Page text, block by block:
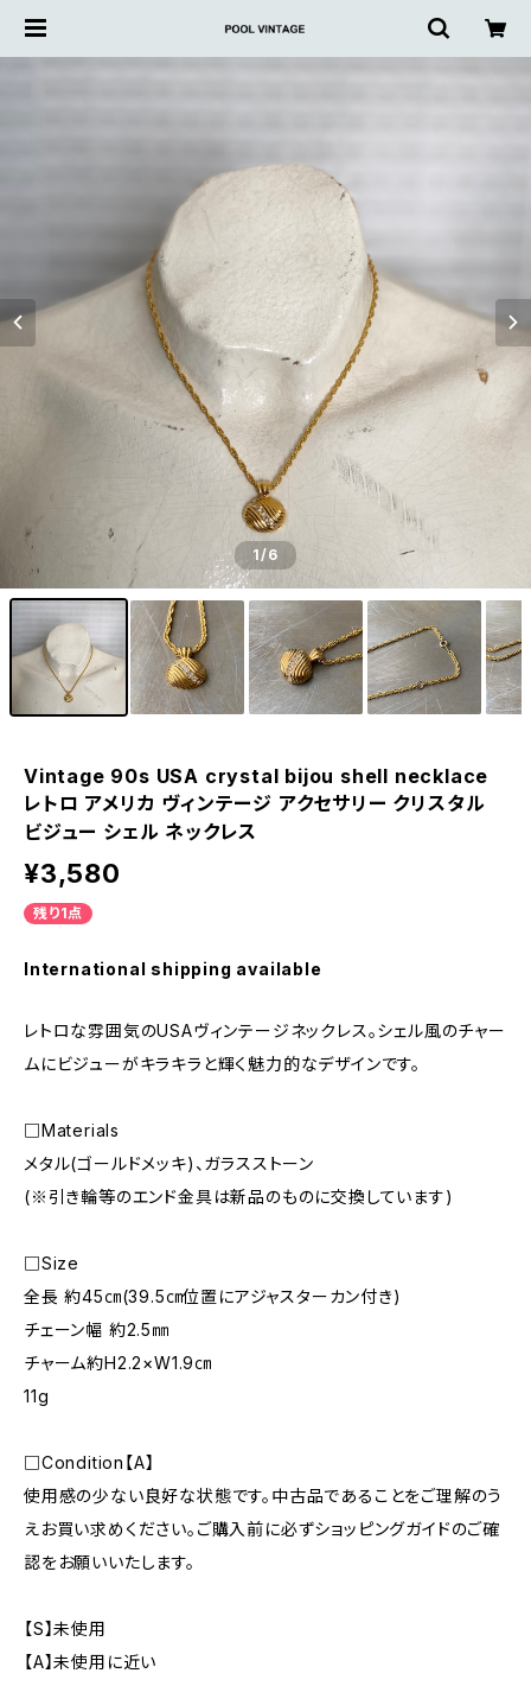
1/6
Vintage 90s USA crystal bijou shell necklace
レトロ アメリカ ヴィンテージ アクセサリー クリスタル
ビジュー シェル ネックレス
¥3,580
残り1点
International shipping available
レトロな雰囲気のUSAヴィンテージネックレス。シェル風のチャー
ムにビジューがキラキラと輝く魅力的なデザインです。
□Materials
メタル(ゴールドメッキ)、ガラスストーン
(※引き輪等のエンド金具は新品のものに交換しています)
□Size
全長 約45㎝(39.5㎝位置にアジャスターカン付き)
チェーン幅 約2.5㎜
チャーム約H2.2×W1.9㎝
11g
□Condition【A】
使用感の少ない良好な状態です。中古品であることをご理解のう
えお買い求めください。ご購入前に必ずショッピングガイドのご確
認をお願いいたします。
【S】未使用
【A】未使用に近い